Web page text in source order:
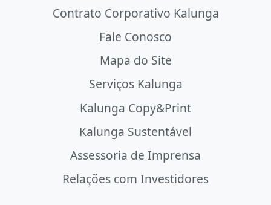
Contrato Corporativo Kalunga
Fale Conosco
Mapa do Site
Serviços Kalunga
Kalunga Copy&Print
Kalunga Sustentável
Assessoria de Imprensa
Relações com Investidores